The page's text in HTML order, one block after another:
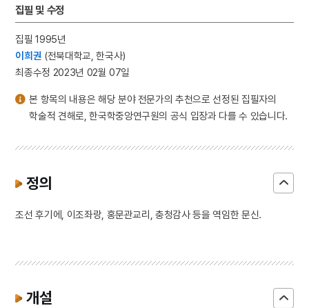
집필 및 수정
집필 1995년
이희권 (전북대학교, 한국사)
최종수정 2023년 02월 07일
본 항목의 내용은 해당 분야 전문가의 추천으로 선정된 집필자의
학술적 견해로, 한국학중앙연구원의 공식 입장과 다를 수 있습니다.
정의
조선 후기에, 이조좌랑, 홍문관교리, 충청감사 등을 역임한 문신.
개설